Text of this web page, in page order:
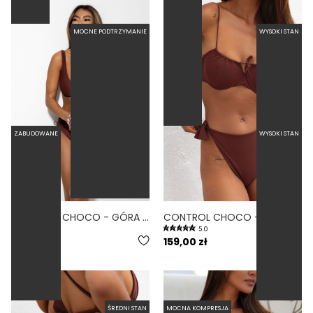
MOCNE PODTRZYMANIE
COMODO CHOCO - GÓRA OD BIKINI NA DUŻY BIUST ZABUDOWANA BRĄZOWY
WYSOKI STAN
5.0
159,00 zł
ZABUDOWANE
ŚREDNI STAN
WYSOKI STAN
MOCNA KOMPRESJA